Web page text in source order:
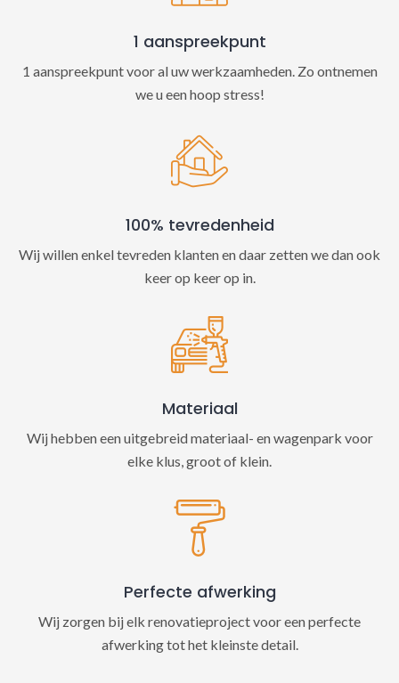
1 aanspreekpunt
1 aanspreekpunt voor al uw werkzaamheden. Zo ontnemen
we u een hoop stress!
100% tevredenheid
Wij willen enkel tevreden klanten en daar zetten we dan ook
keer op keer op in.
Materiaal
Wij hebben een uitgebreid materiaal- en wagenpark voor
elke klus, groot of klein.
Perfecte afwerking
Wij zorgen bij elk renovatieproject voor een perfecte
afwerking tot het kleinste detail.